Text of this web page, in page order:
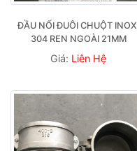
ĐẦU NỐI ĐUÔI CHUỘT INOX
304 REN NGOÀI 21MM
Giá: Liên Hệ